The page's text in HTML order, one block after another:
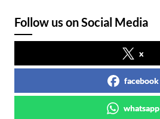
Follow us on Social Media
x
facebook
whatsapp